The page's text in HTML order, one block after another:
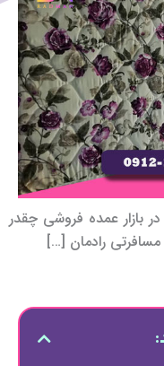
بازار عمده فروشی چقدر
رادمان […]